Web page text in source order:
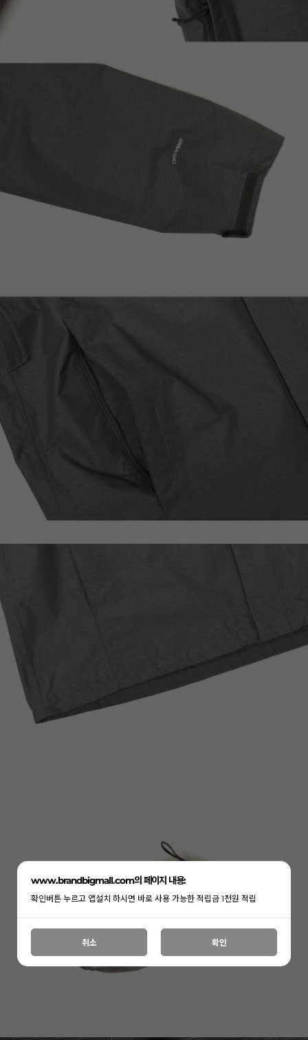
www.brandbigmall.com의 페이지 내용:
확인버튼 누르고 앱설치 하시면 바로 사용 가능한 적립금 1천원 적립
취소 확인